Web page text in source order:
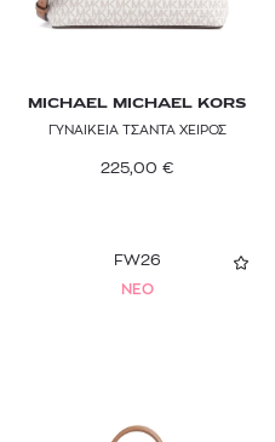
MICHAEL MICHAEL KORS
ΓΥΝΑΙΚΕΙΑ ΤΣΑΝΤΑ ΧΕΙΡΟΣ
225,00 €
FW26
NEO